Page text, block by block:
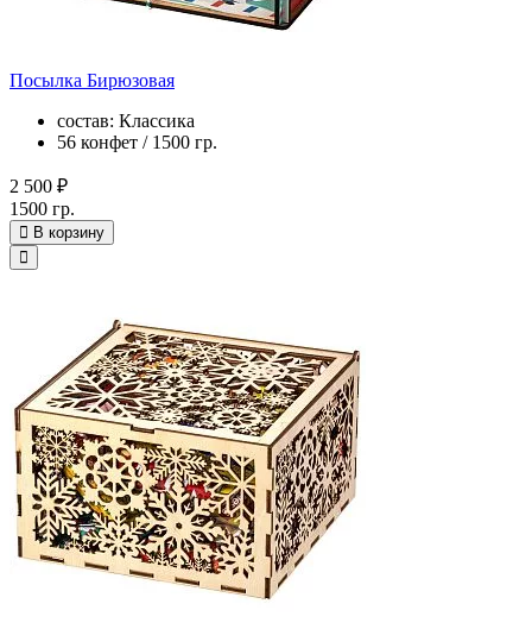
Посылка Бирюзовая
состав: Классика
56 конфет / 1500 гр.
2 500 ₽
1500 гр.
В корзину